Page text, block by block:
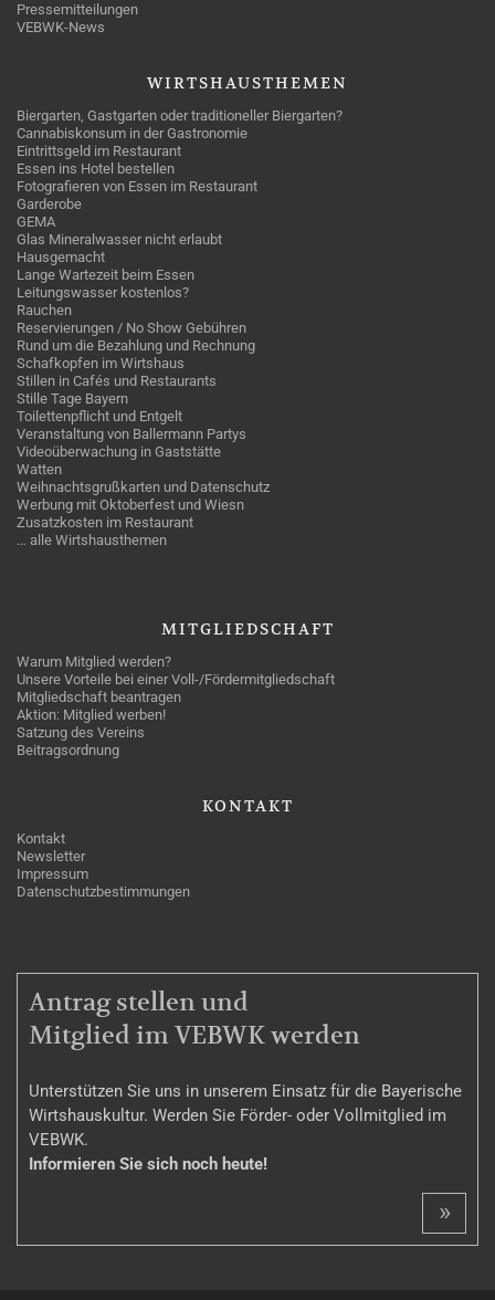
Pressemitteilungen
VEBWK-News
WIRTSHAUSTHEMEN
Biergarten, Gastgarten oder traditioneller Biergarten?
Cannabiskonsum in der Gastronomie
Eintrittsgeld im Restaurant
Essen ins Hotel bestellen
Fotografieren von Essen im Restaurant
Garderobe
GEMA
Glas Mineralwasser nicht erlaubt
Hausgemacht
Lange Wartezeit beim Essen
Leitungswasser kostenlos?
Rauchen
Reservierungen / No Show Gebühren
Rund um die Bezahlung und Rechnung
Schafkopfen im Wirtshaus
Stillen in Cafés und Restaurants
Stille Tage Bayern
Toilettenpflicht und Entgelt
Veranstaltung von Ballermann Partys
Videoüberwachung in Gaststätte
Watten
Weihnachtsgrußkarten und Datenschutz
Werbung mit Oktoberfest und Wiesn
Zusatzkosten im Restaurant
… alle Wirtshausthemen
MITGLIEDSCHAFT
Warum Mitglied werden?
Unsere Vorteile bei einer Voll-/Fördermitgliedschaft
Mitgliedschaft beantragen
Aktion: Mitglied werben!
Satzung des Vereins
Beitragsordnung
KONTAKT
Kontakt
Newsletter
Impressum
Datenschutzbestimmungen
MITGLIEDSCHAFT
Antrag stellen und
Mitglied im VEBWK werden
Unterstützen Sie uns in unserem Einsatz für die Bayerische
Wirtshauskultur. Werden Sie Förder- oder Vollmitglied im
VEBWK.
Informieren Sie sich noch heute!
»